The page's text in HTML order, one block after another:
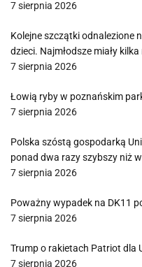
7 sierpnia 2026
Kolejne szczątki odnalezione
dzieci. Najmłodsze miały kilka
7 sierpnia 2026
Łowią ryby w poznańskim
7 sierpnia 2026
Polska szóstą gospodarką
ponad dwa razy szybszy niż w
7 sierpnia 2026
Poważny wypadek na DK11
7 sierpnia 2026
Trump o rakietach Patriot dla
7 sierpnia 2026